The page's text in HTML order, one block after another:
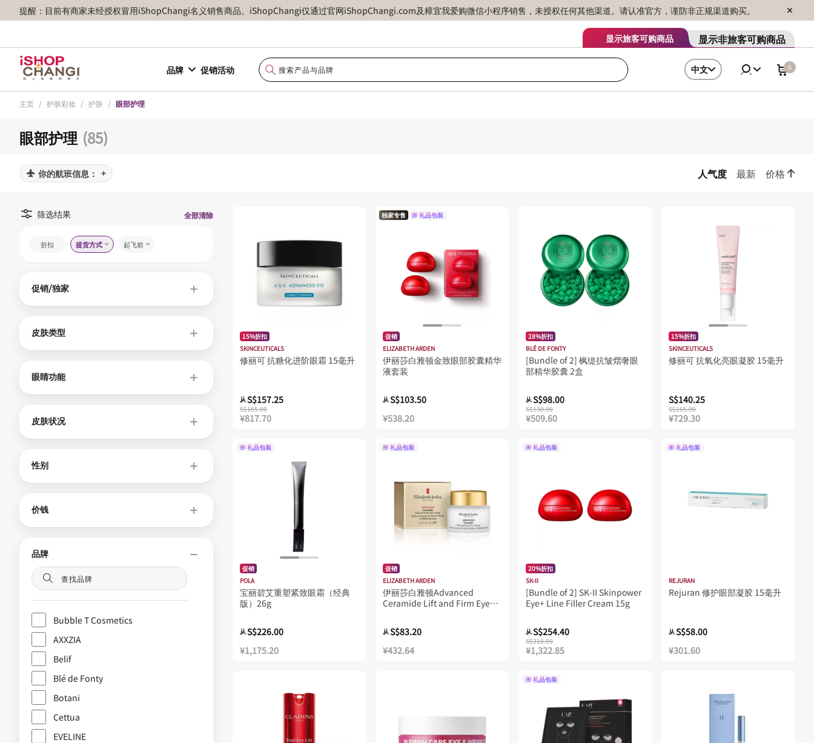
提醒：目前有商家未经授权冒用iShopChangi名义销售商品。iShopChangi仅通过官网iShopChangi.com及樟宜我爱购微信小程序销售，未授权任何其他渠道。请认准官方，谨防非正规渠道购买。
显示旅客可购商品 显示非旅客可购商品
品牌 促销活动 中文 0
主页 / 护肤彩妆 / 护肤 / 眼部护理
眼部护理 (85)
你的航班信息： 人气度 最新 价格
筛选结果 全部清除
折扣 提货方式 起飞前
促销/独家
皮肤类型
眼睛功能
皮肤状况
性别
价钱
品牌
Bubble T Cosmetics
AXXZIA
Belif
Blé de Fonty
Botani
Cettua
EVELINE
15%折扣
SKINCEUTICALS
修丽可 抗糖化进阶眼霜 15毫升
从S$157.25
S$185.00
¥817.70
独家专售 礼品包装
促销
ELIZABETH ARDEN
伊丽莎白雅顿金致眼部胶囊精华
液套装
从S$103.50
¥538.20
28%折扣
BLÉ DE FONTY
[Bundle of 2] 枫缇抗皱熠奢眼
部精华胶囊 2盒
从S$98.00
S$138.00
¥509.60
15%折扣
SKINCEUTICALS
修丽可 抗氧化亮眼凝胶 15毫升
S$140.25
S$165.00
¥729.30
礼品包装
促销
POLA
宝丽碧艾重塑紧致眼霜（经典
版）26g
从S$226.00
¥1,175.20
礼品包装
促销
ELIZABETH ARDEN
伊丽莎白雅顿Advanced
Ceramide Lift and Firm Eye
从S$83.20
¥432.64
礼品包装
20%折扣
SK-II
[Bundle of 2] SK-II Skinpower
Eye+ Line Filler Cream 15g
从S$254.40
S$318.00
¥1,322.85
礼品包装
REJURAN
Rejuran 修护眼部凝胶 15毫升
从S$58.00
¥301.60
礼品包装